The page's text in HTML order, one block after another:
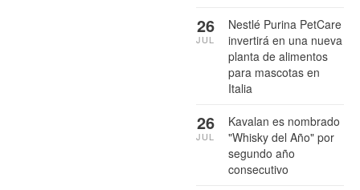
Nestlé Purina PetCare
invertirá en una nueva
planta de alimentos
para mascotas en
Italia
26
JUL
Kavalan es nombrado
"Whisky del Año" por
segundo año
consecutivo
26
JUL